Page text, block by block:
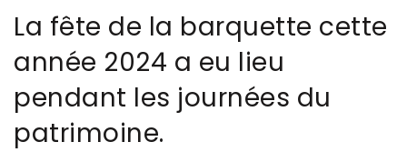
La fête de la barquette cette
année 2024 a eu lieu
pendant les journées du
patrimoine.